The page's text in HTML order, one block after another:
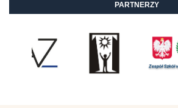
PARTNERZY